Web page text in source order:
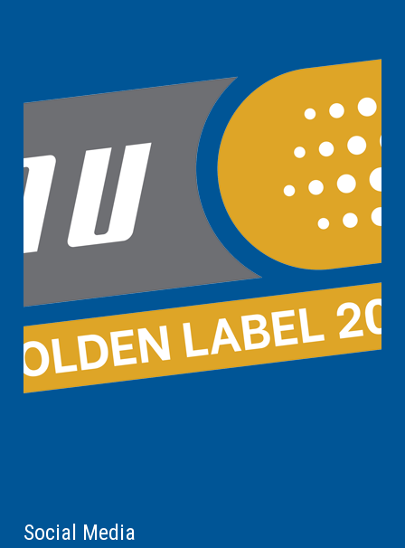
Social Media